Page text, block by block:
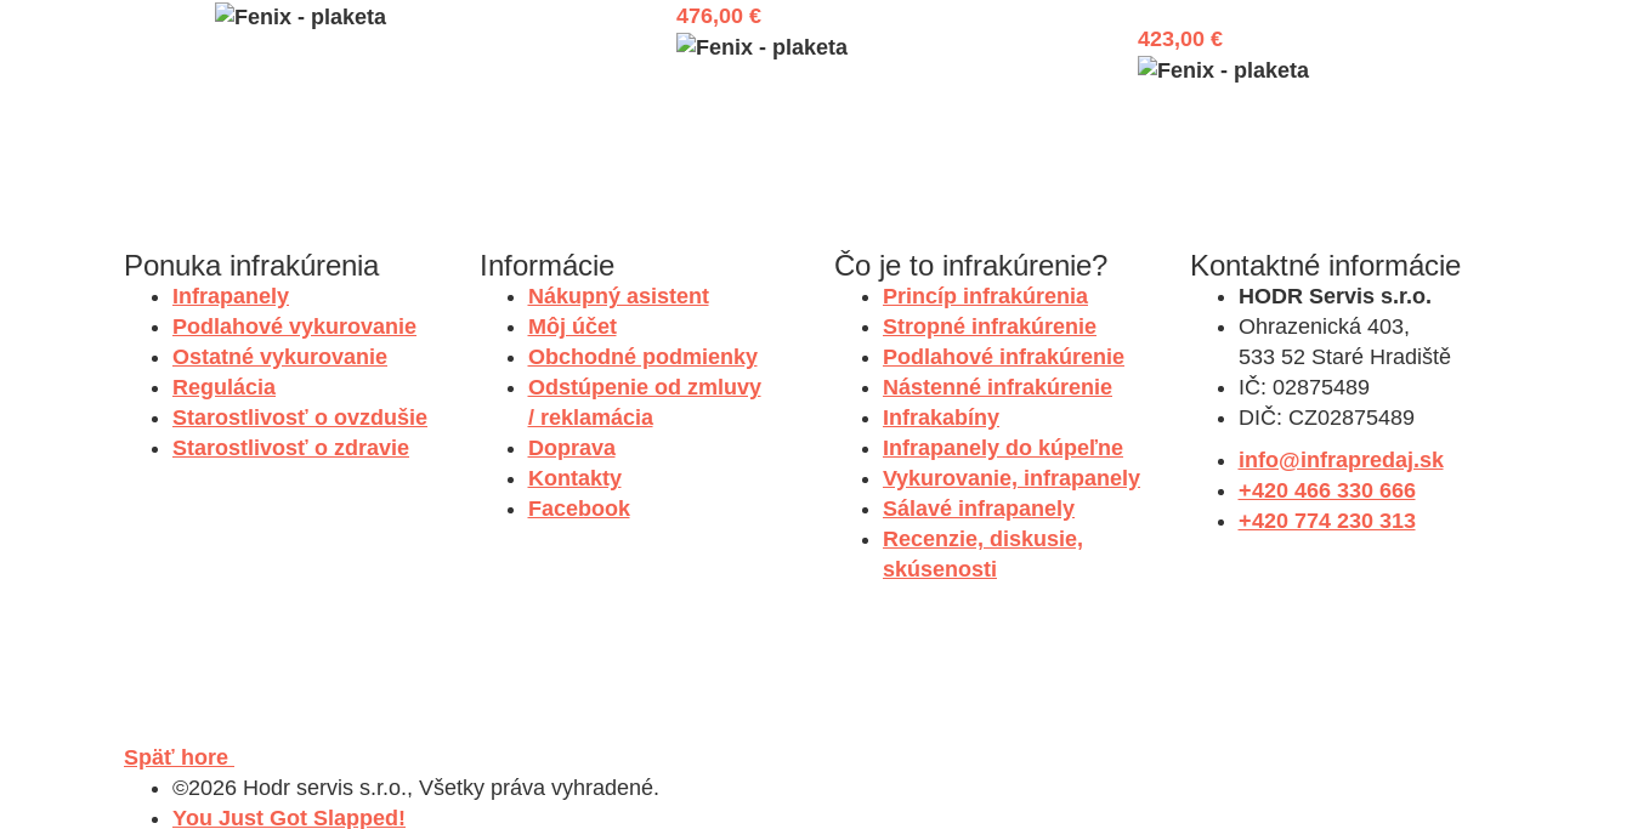
476,00 €
423,00 €
Ponuka infrakúrenia
Infrapanely
Podlahové vykurovanie
Ostatné vykurovanie
Regulácia
Starostlivosť o ovzdušie
Starostlivosť o zdravie
Informácie
Nákupný asistent
Môj účet
Obchodné podmienky
Odstúpenie od zmluvy
/ reklamácia
Doprava
Kontakty
Facebook
Čo je to infrakúrenie?
Princíp infrakúrenia
Stropné infrakúrenie
Podlahové infrakúrenie
Nástenné infrakúrenie
Infrakabíny
Infrapanely do kúpeľne
Vykurovanie, infrapanely
Sálavé infrapanely
Recenzie, diskusie,
skúsenosti
Kontaktné informácie
HODR Servis s.r.o.
Ohrazenická 403,
533 52 Staré Hradiště
IČ: 02875489
DIČ: CZ02875489
info@infrapredaj.sk
+420 466 330 666
+420 774 230 313
Späť hore
©2026 Hodr servis s.r.o., Všetky práva vyhradené.
You Just Got Slapped!